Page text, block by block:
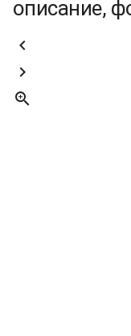
описание,


